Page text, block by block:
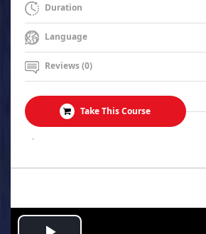
Duration
Language
Reviews (0)
Take This Course
.